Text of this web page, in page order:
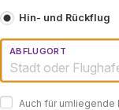
Hin- und Rückflug
ABFLUGORT
Auch für umliegende